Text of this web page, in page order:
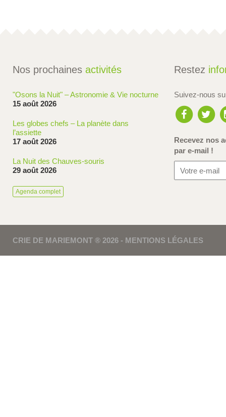
Nos prochaines activités
"Osons la Nuit" – Astronomie & Vie nocturne
15 août 2026
Les globes chefs – La planète dans
l’assiette
17 août 2026
La Nuit des Chauves-souris
29 août 2026
Agenda complet
Restez
Suivez-nous
Recevez nos
par e-mail !
CRIE DE MARIEMONT ® 2026 - MENTIONS LÉGALES